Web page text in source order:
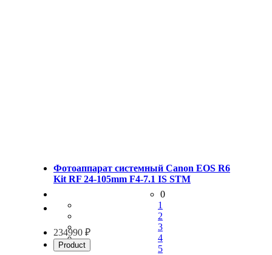
Фотоаппарат системный Canon EOS R6
Kit RF 24-105mm F4-7.1 IS STM
0
1
2
3
4
5
234990 ₽
Product